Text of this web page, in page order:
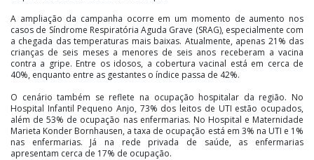
A ampliação da campanha ocorre em um momento de aumento nos
casos de Síndrome Respiratória Aguda Grave (SRAG), especialmente com
a chegada das temperaturas mais baixas. Atualmente, apenas 21% das
crianças de seis meses a menores de seis anos receberam a vacina
contra a gripe. Entre os idosos, a cobertura vacinal está em cerca de
40%, enquanto entre as gestantes o índice passa de 42%.
O cenário também se reflete na ocupação hospitalar da região. No
Hospital Infantil Pequeno Anjo, 73% dos leitos de UTI estão ocupados,
além de 53% de ocupação nas enfermarias. No Hospital e Maternidade
Marieta Konder Bornhausen, a taxa de ocupação está em 3% na UTI e 1%
nas enfermarias. Já na rede privada de saúde, as enfermarias
apresentam cerca de 17% de ocupação.